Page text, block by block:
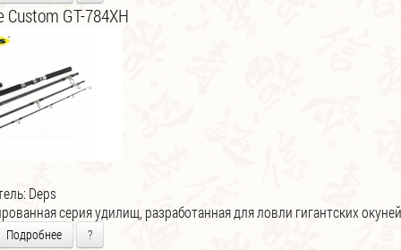
Custom GT-784XH
Deps
серия удилищ, разработанная для ловли гигантских окуней
Подробнее ?